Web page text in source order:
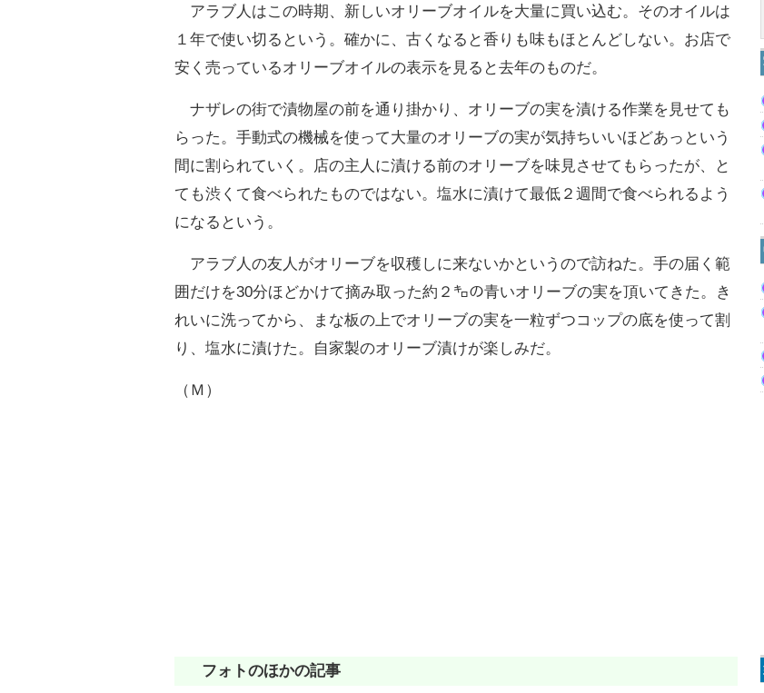
アラブ人はこの時期、新しいオリーブオイルを大量に買い込む。そのオイルは
１年で使い切るという。確かに、古くなると香りも味もほとんどしない。お店で
安く売っているオリーブオイルの表示を見ると去年のものだ。
ナザレの街で漬物屋の前を通り掛かり、オリーブの実を漬ける作業を見せても
らった。手動式の機械を使って大量のオリーブの実が気持ちいいほどあっという
間に割られていく。店の主人に漬ける前のオリーブを味見させてもらったが、と
ても渋くて食べられたものではない。塩水に漬けて最低２週間で食べられるよう
になるという。
アラブ人の友人がオリーブを収穫しに来ないかというので訪ねた。手の届く範
囲だけを30分ほどかけて摘み取った約２㌔の青いオリーブの実を頂いてきた。き
れいに洗ってから、まな板の上でオリーブの実を一粒ずつコップの底を使って割
り、塩水に漬けた。自家製のオリーブ漬けが楽しみだ。
（Ｍ）
フォトのほかの記事